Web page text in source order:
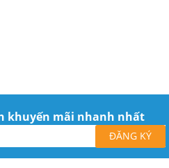
khuyến mãi nhanh nhất